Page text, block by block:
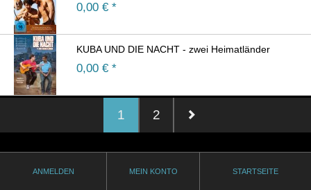
0,00 € *
KUBA UND DIE NACHT - zwei Heimatländer
0,00 € *
1 2
ANMELDEN MEIN KONTO STARTSEITE